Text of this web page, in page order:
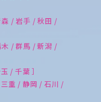
/ 岩手 / 秋田 /
/ 群馬 / 新潟 /
/ 千葉 ］
重 / 静岡 / 石川 /